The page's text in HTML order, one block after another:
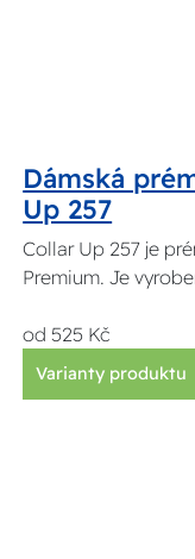
Dámská
Up 257
Collar Up 257 je
Premium. Je
od 525 Kč
Varianty produktu